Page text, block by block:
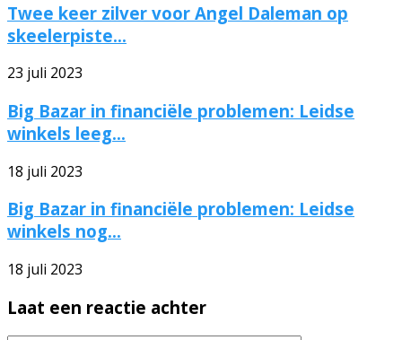
Twee keer zilver voor Angel Daleman op
skeelerpiste...
23 juli 2023
Big Bazar in financiële problemen: Leidse
winkels leeg...
18 juli 2023
Big Bazar in financiële problemen: Leidse
winkels nog...
18 juli 2023
Laat een reactie achter